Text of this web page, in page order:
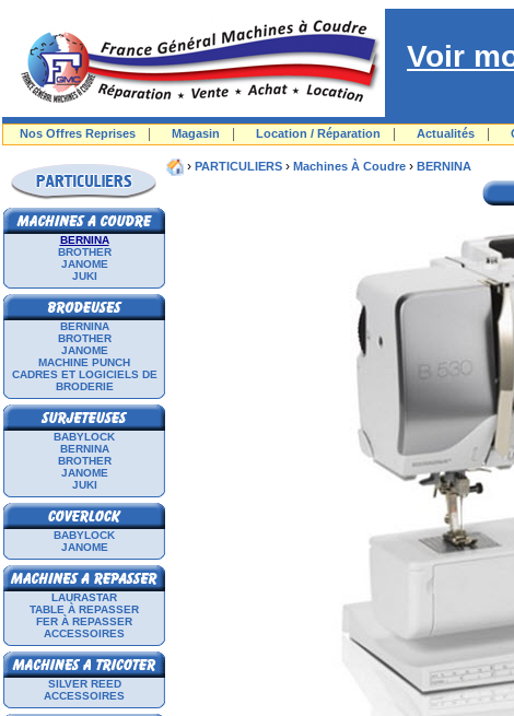
Voir
Nos Offres Reprises Magasin Location / Réparation Actualités
BERNINA
BROTHER
JANOME
JUKI
BERNINA
BROTHER
JANOME
MACHINE PUNCH
CADRES ET LOGICIELS DE
BRODERIE
BABYLOCK
BERNINA
BROTHER
JANOME
JUKI
BABYLOCK
JANOME
LAURASTAR
TABLE À REPASSER
FER À REPASSER
ACCESSOIRES
SILVER REED
ACCESSOIRES
› PARTICULIERS › Machines À Coudre › BERNINA